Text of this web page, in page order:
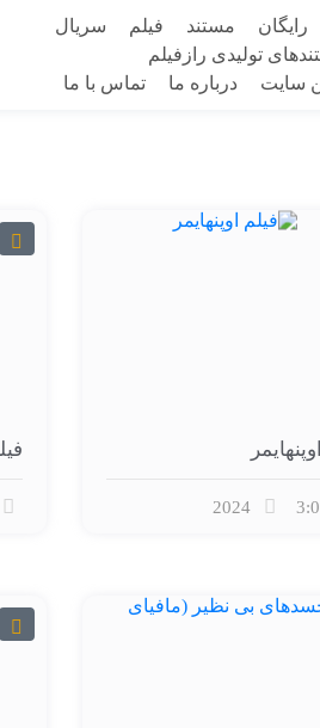
رایگان مستند فیلم
سریال
تولیدی رازفیلم
سایت درباره ما تماس با ما
2024